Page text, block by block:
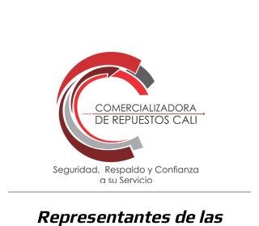
Representantes de las